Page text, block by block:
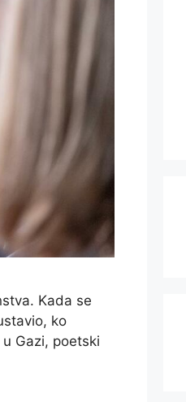
Kada se
ko
Gazi, poetski